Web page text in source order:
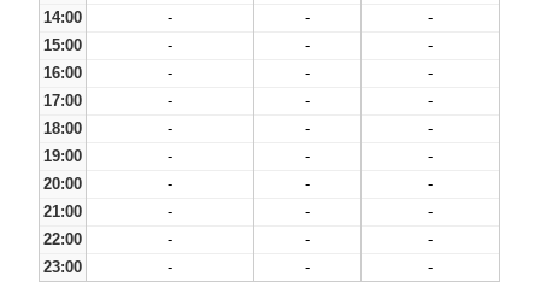
14:00
- -
-
15:00
- -
-
16:00
- -
-
17:00
- -
-
18:00
- -
-
19:00
- -
-
20:00
- -
-
21:00
- -
-
22:00
- -
-
23:00
- -
-